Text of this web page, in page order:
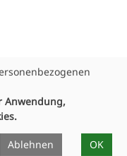
Anwendung,
Ablehnen OK